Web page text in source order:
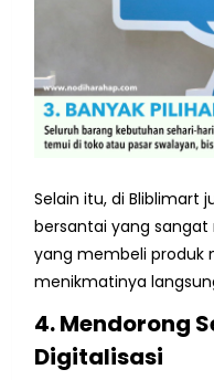
Selain itu, di Bliblimart
bersantai yang sangat
yang membeli produk
menikmatinya
4. Mendorong
Digitalisasi